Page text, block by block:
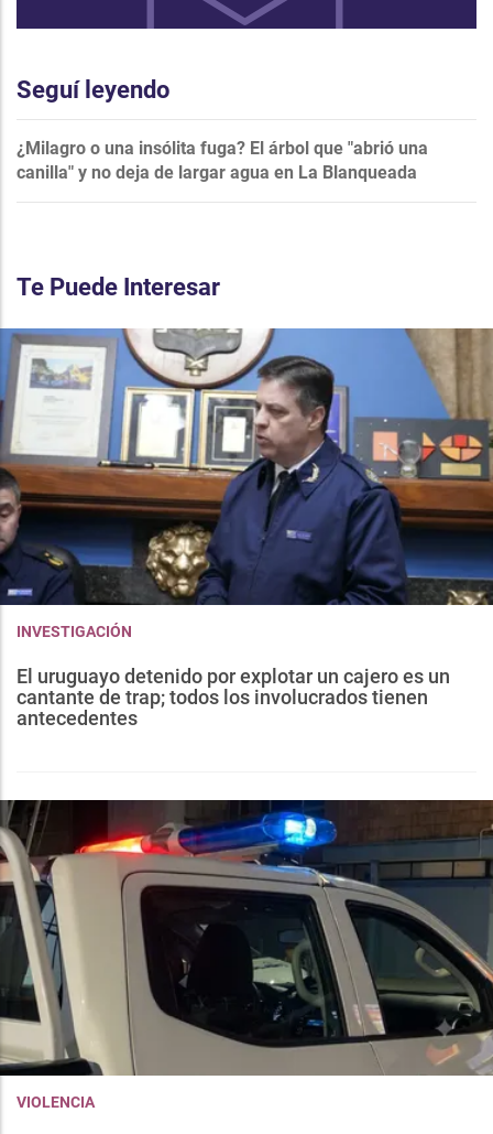
Seguí leyendo
¿Milagro o una insólita fuga? El árbol que "abrió una
canilla" y no deja de largar agua en La Blanqueada
Te Puede Interesar
INVESTIGACIÓN
El uruguayo detenido por explotar un cajero es un
cantante de trap; todos los involucrados tienen
antecedentes
VIOLENCIA